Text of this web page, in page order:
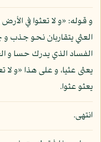
و قوله: «و لا تعثوا في
العثي يتقاربان نحو جذب و
الفساد الذي يدرك حسا و
يعثى عثيا، و على هذا «و
يعثو عثوا.
انتهى.